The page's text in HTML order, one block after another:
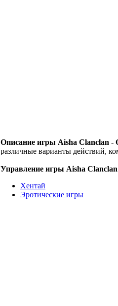
Описание игры Aisha Clanclan -
различные варианты действий,
Управление игры Aisha
Хентай
Эротические игры